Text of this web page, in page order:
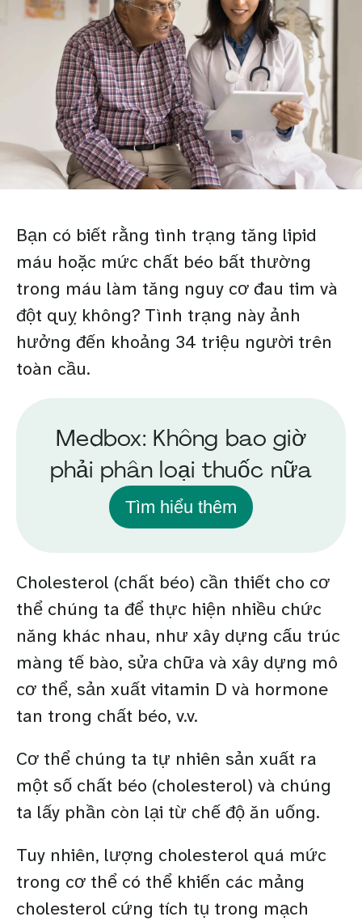
Bạn có biết rằng tình trạng tăng lipid
máu hoặc mức chất béo bất thường
trong máu làm tăng nguy cơ đau tim và
đột quỵ không? Tình trạng này ảnh
hưởng đến khoảng 34 triệu người trên
toàn cầu.
Medbox: Không bao giờ
phải phân loại thuốc nữa
Tìm hiểu thêm
Cholesterol (chất béo) cần thiết cho cơ
thể chúng ta để thực hiện nhiều chức
năng khác nhau, như xây dựng cấu trúc
màng tế bào, sửa chữa và xây dựng mô
cơ thể, sản xuất vitamin D và hormone
tan trong chất béo, v.v.
Cơ thể chúng ta tự nhiên sản xuất ra
một số chất béo (cholesterol) và chúng
ta lấy phần còn lại từ chế độ ăn uống.
Tuy nhiên, lượng cholesterol quá mức
trong cơ thể có thể khiến các mảng
cholesterol cứng tích tụ trong mạch